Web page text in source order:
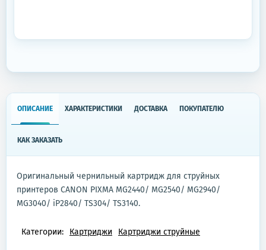
ОПИСАНИЕ ХАРАКТЕРИСТИКИ ДОСТАВКА ПОКУПАТЕЛЮ
КАК ЗАКАЗАТЬ
Оригинальный чернильный картридж для струйных
принтеров CANON PIXMA MG2440/ MG2540/ MG2940/
MG3040/ iP2840/ TS304/ TS3140.
Категории: Картриджи Картриджи струйные